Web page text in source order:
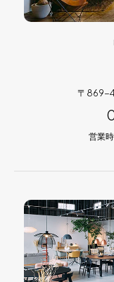
〒869-
営業